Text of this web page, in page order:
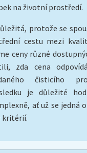
na životní prostředí.
protože se
cestu mezi
ceny různé
zda cena
čisticího
je důležité
ať už se jedná
kritérií.